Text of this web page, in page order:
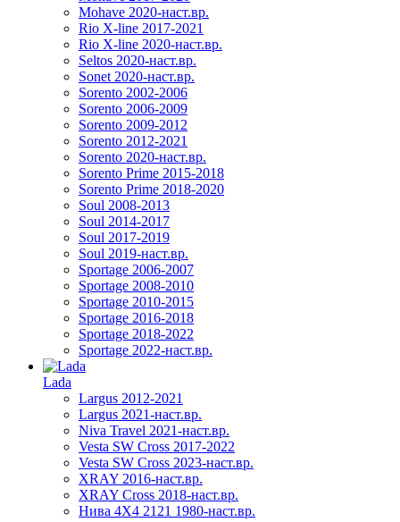
Mohave 2020-наст.вр.
Rio X-line 2017-2021
Rio X-line 2020-наст.вр.
Seltos 2020-наст.вр.
Sonet 2020-наст.вр.
Sorento 2002-2006
Sorento 2006-2009
Sorento 2009-2012
Sorento 2012-2021
Sorento 2020-наст.вр.
Sorento Prime 2015-2018
Sorento Prime 2018-2020
Soul 2008-2013
Soul 2014-2017
Soul 2017-2019
Soul 2019-наст.вр.
Sportage 2006-2007
Sportage 2008-2010
Sportage 2010-2015
Sportage 2016-2018
Sportage 2018-2022
Sportage 2022-наст.вр.
Lada
Largus 2012-2021
Largus 2021-наст.вр.
Niva Travel 2021-наст.вр.
Vesta SW Cross 2017-2022
Vesta SW Cross 2023-наст.вр.
XRAY 2016-наст.вр.
XRAY Cross 2018-наст.вр.
Нива 4X4 2121 1980-наст.вр.